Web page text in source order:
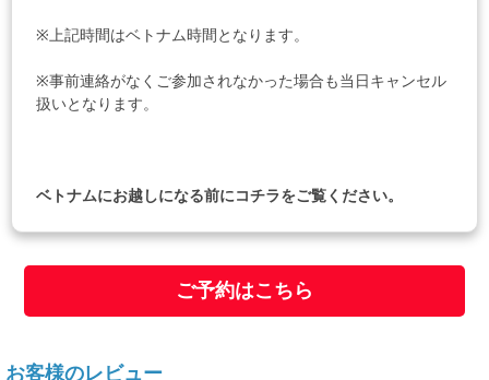
※上記時間はベトナム時間となります。
※事前連絡がなくご参加されなかった場合も当日キャンセル
扱いとなります。
ベトナムにお越しになる前にコチラをご覧ください。
ご予約はこちら
お客様のレビュー